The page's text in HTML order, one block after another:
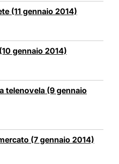
(11 gennaio 2014)
gennaio 2014)
telenovela (9 gennaio
(7 gennaio 2014)